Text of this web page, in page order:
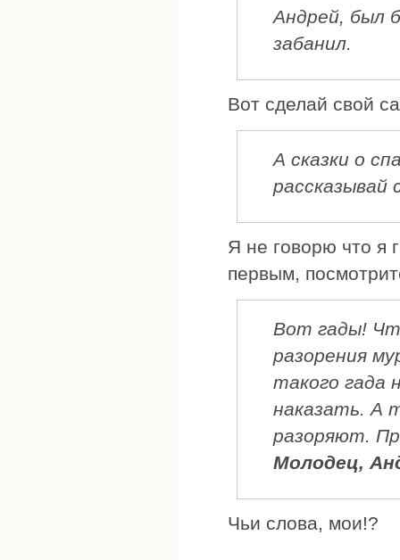
Андрей, был
забанил.
Вот сделай свой
А сказки о
рассказывай
Я не говорю что я
первым,
Вот гады!
разорения
такого гада
наказать. А
разоряют.
Молодец,
Чьи слова, мои!?